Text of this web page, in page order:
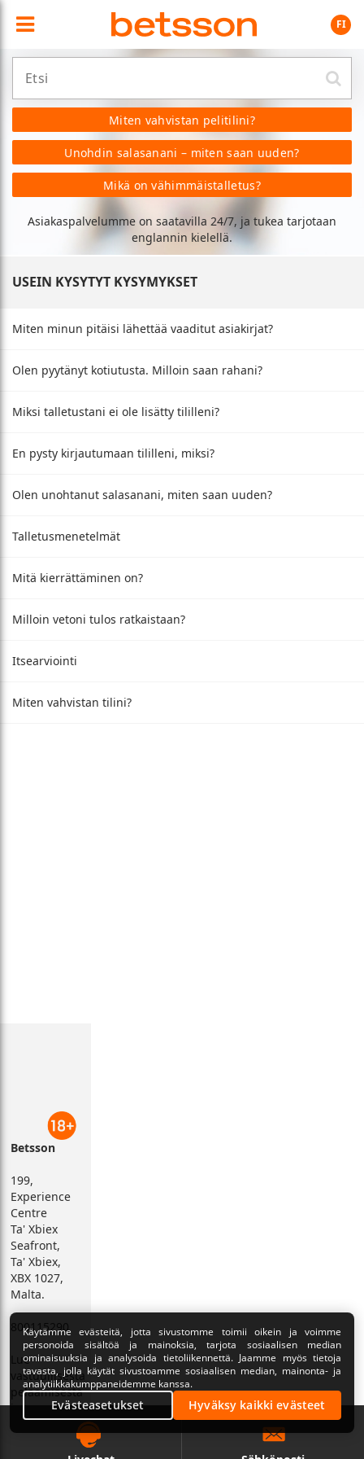
FI
Miten vahvistan pelitilini?
Unohdin salasanani – miten saan uuden?
Mikä on vähimmäistalletus?
Asiakaspalvelumme on saatavilla 24/7, ja tukea tarjotaan
englannin kielellä.
USEIN KYSYTYT KYSYMYKSET
Miten minun pitäisi lähettää vaaditut asiakirjat?
Olen pyytänyt kotiutusta. Milloin saan rahani?
Miksi talletustani ei ole lisätty tililleni?
En pysty kirjautumaan tililleni, miksi?
Olen unohtanut salasanani, miten saan uuden?
Talletusmenetelmät
Mitä kierrättäminen on?
Milloin vetoni tulos ratkaistaan?
Itsearviointi
Miten vahvistan tilini?
Betsson
199,
Experience
Centre
Ta' Xbiex
Seafront,
Ta' Xbiex,
XBX 1027,
Malta.
800115290
Lue
vastuullisesta
pelaamisesta
ja
tarjoamistamme
Käytämme evästeitä, jotta sivustomme toimii oikein ja voimme
personoida sisältöä ja mainoksia, tarjota sosiaalisen median
ominaisuuksia ja analysoida tietoliikennettä. Jaamme myös tietoja
tavasta, jolla käytät sivustoamme sosiaalisen median, mainonta- ja
analytiikkakumppaneidemme kanssa.
Evästeasetukset Hyväksy kaikki evästeet